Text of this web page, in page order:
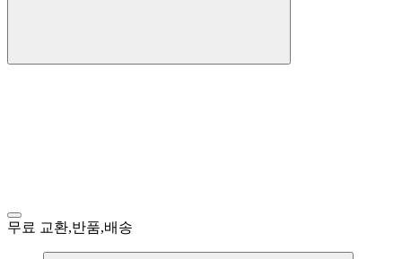
무료 교환,반품,배송